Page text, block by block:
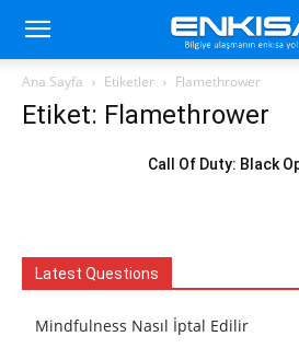
Ana Sayfa Etiketler Flamethrower
Etiket: Flamethrower
Call Of Duty: Black
Latest Questions
Mindfulness Nasıl İptal Edilir